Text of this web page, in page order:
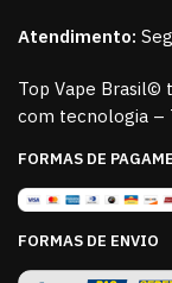
Atendimento:
Top Vape Brasil©
com tecnologia –
FORMAS DE
FORMAS DE ENVIO